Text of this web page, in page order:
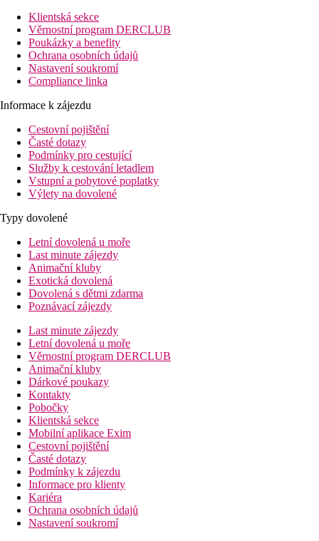
Klientská sekce
Věrnostní program DERCLUB
Poukázky a benefity
Ochrana osobních údajů
Nastavení soukromí
Compliance linka
Informace k zájezdu
Cestovní pojištění
Časté dotazy
Podmínky pro cestující
Služby k cestování letadlem
Vstupní a pobytové poplatky
Výlety na dovolené
Typy dovolené
Letní dovolená u moře
Last minute zájezdy
Animační kluby
Exotická dovolená
Dovolená s dětmi zdarma
Poznávací zájezdy
Last minute zájezdy
Letní dovolená u moře
Věrnostní program DERCLUB
Animační kluby
Dárkové poukazy
Kontakty
Pobočky
Klientská sekce
Mobilní aplikace Exim
Cestovní pojištění
Časté dotazy
Podmínky k zájezdu
Informace pro klienty
Kariéra
Ochrana osobních údajů
Nastavení soukromí